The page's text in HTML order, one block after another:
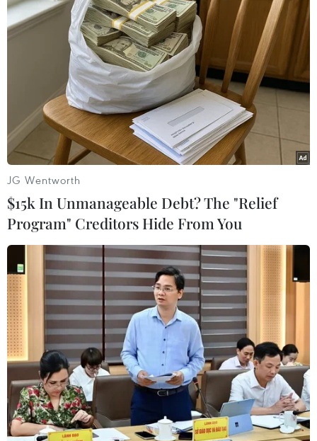
Xả súng tại hồ câu ở Ukraine khiến nhiều
người thiệt mạng
22/05/2020 12:33
Theo Thứ trưởng Nội vụ Ukraine Anton Gerashchenko,
vụ xả súng xảy ra tại vùng Zhytomyr vào rạng sáng khi
chủ một hồ câu tại đây tấn công 8 khách đi câu đến từ
thủ đô Kiev.
Mỹ: Liên tiếp các vụ xả súng gây thương
JG Wentworth
$15k In Unmanageable Debt? The "Relief
Program" Creditors Hide From You